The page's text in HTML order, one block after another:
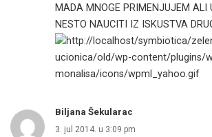
MADA MNOGE PRIMENJUJEM ALI
NESTO NAUCITI IZ ISKUSTVA
Biljana Šekularac
3. jul 2014. u 3:09 pm